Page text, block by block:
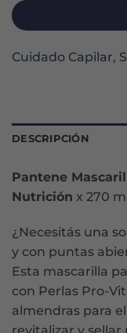
Cuidado Capilar,
DESCRIPCIÓN
Pantene
Nutrición x 270
¿Necesitás una
y con puntas
Esta mascarilla
con Perlas Pro-
almendras para